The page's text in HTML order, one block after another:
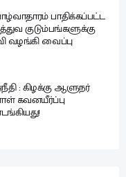
பாதிக்கப்பட்ட
குடும்பங்களுக்கு
வழங்கி வைப்பு
: கிழக்கு ஆளுநர்
கவனயீர்ப்பு